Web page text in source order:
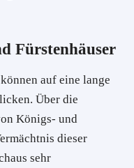
Fürstenhäuser
auf eine lange
Über die
Königs- und
dieser
sehr